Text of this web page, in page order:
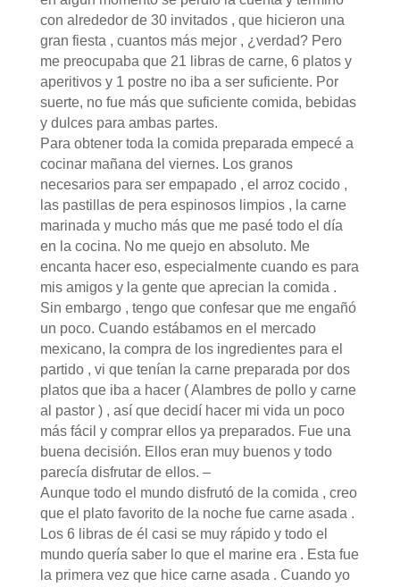
con alrededor de 30 invitados , que hicieron una
gran fiesta , cuantos más mejor , ¿verdad? Pero
me preocupaba que 21 libras de carne, 6 platos y
aperitivos y 1 postre no iba a ser suficiente. Por
suerte, no fue más que suficiente comida, bebidas
y dulces para ambas partes.
Para obtener toda la comida preparada empecé a
cocinar mañana del viernes. Los granos
necesarios para ser empapado , el arroz cocido ,
las pastillas de pera espinosos limpios , la carne
marinada y mucho más que me pasé todo el día
en la cocina. No me quejo en absoluto. Me
encanta hacer eso, especialmente cuando es para
mis amigos y la gente que aprecian la comida .
Sin embargo , tengo que confesar que me engañó
un poco. Cuando estábamos en el mercado
mexicano, la compra de los ingredientes para el
partido , vi que tenían la carne preparada por dos
platos que iba a hacer ( Alambres de pollo y carne
al pastor ) , así que decidí hacer mi vida un poco
más fácil y comprar ellos ya preparados. Fue una
buena decisión. Ellos eran muy buenos y todo
parecía disfrutar de ellos. –
Aunque todo el mundo disfrutó de la comida , creo
que el plato favorito de la noche fue carne asada .
Los 6 libras de él casi se muy rápido y todo el
mundo quería saber lo que el marine era . Esta fue
la primera vez que hice carne asada . Cuando yo